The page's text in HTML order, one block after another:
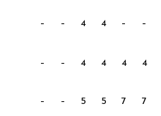
– – 4 4 – –
– – 4 4 4 4
– – 5 5 7 7